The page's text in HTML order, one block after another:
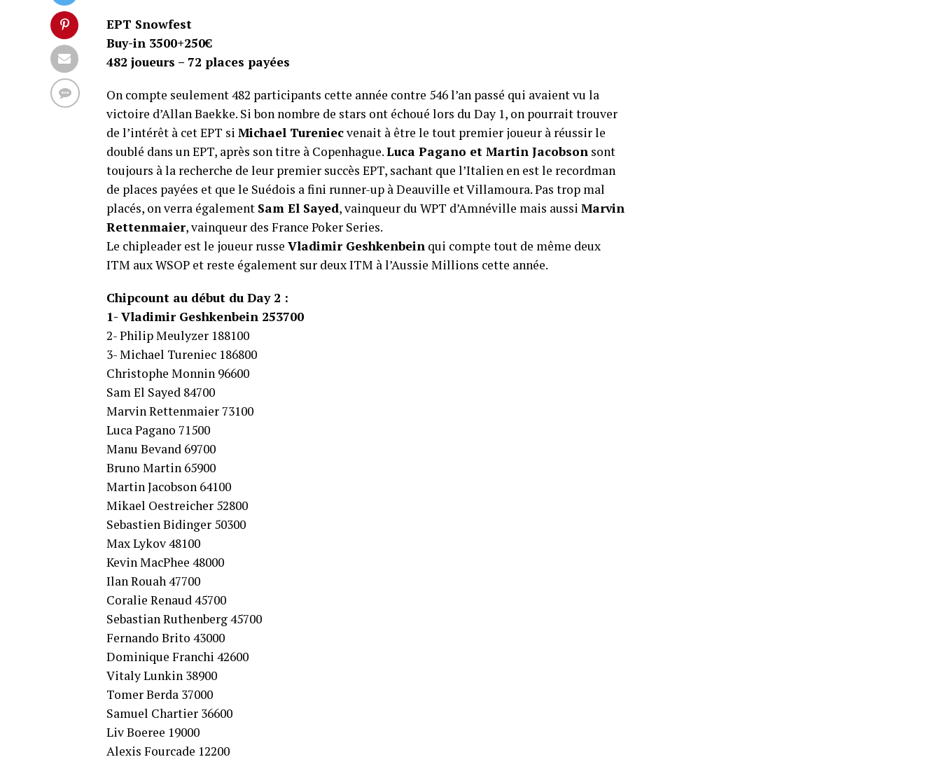
EPT Snowfest
Buy-in 3500+250€
482 joueurs – 72 places payées
On compte seulement 482 participants cette année contre 546 l’an passé qui avaient vu la
victoire d’Allan Baekke. Si bon nombre de stars ont échoué lors du Day 1, on pourrait trouver
de l’intérêt à cet EPT si Michael Tureniecvenait à être le tout premier joueur à réussir le
doublé dans un EPT, après son titre à Copenhague.Luca Pagano et Martin Jacobson sont
toujours à la recherche de leur premier succès EPT, sachant que l’Italien en est le recordman
de places payées et que le Suédois a fini runner-up à Deauville et Villamoura. Pas trop mal
placés, on verra également Sam El Sayed, vainqueur du WPT d’Amnéville mais aussi Marvin
Rettenmaier, vainqueur des France Poker Series.
Le chipleader est le joueur russe Vladimir Geshkenbein qui compte tout de même deux
ITM aux WSOP et reste également sur deux ITM à l’Aussie Millions cette année.
Chipcount au début du Day 2 :
1- Vladimir Geshkenbein 253700
2- Philip Meulyzer 188100
3- Michael Tureniec 186800
Christophe Monnin 96600
Sam El Sayed 84700
Marvin Rettenmaier 73100
Luca Pagano 71500
Manu Bevand 69700
Bruno Martin 65900
Martin Jacobson 64100
Mikael Oestreicher 52800
Sebastien Bidinger 50300
Max Lykov 48100
Kevin MacPhee 48000
Ilan Rouah 47700
Coralie Renaud 45700
Sebastian Ruthenberg 45700
Fernando Brito 43000
Dominique Franchi 42600
Vitaly Lunkin 38900
Tomer Berda 37000
Samuel Chartier 36600
Liv Boeree 19000
Alexis Fourcade 12200